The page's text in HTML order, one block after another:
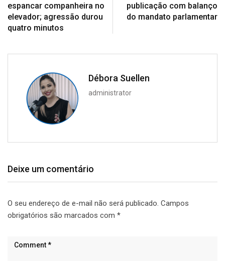
espancar companheira no
elevador; agressão durou
quatro minutos
publicação com balanço
do mandato parlamentar
Débora Suellen
administrator
Deixe um comentário
O seu endereço de e-mail não será publicado. Campos
obrigatórios são marcados com *